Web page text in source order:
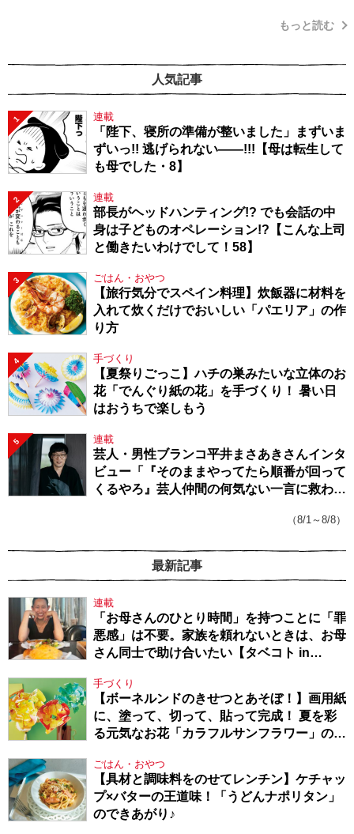
もっと読む
人気記事
1 連載
「陛下、寝所の準備が整いました」まずいま
ずいっ!! 逃げられない――!!!【母は転生して
も母でした・8】
2 連載
部長がヘッドハンティング!? でも会話の中
身は子どものオペレーション!?【こんな上司
と働きたいわけでして！58】
3 ごはん・おやつ
【旅行気分でスペイン料理】炊飯器に材料を
入れて炊くだけでおいしい「パエリア」の作
り方
4 手づくり
【夏祭りごっこ】ハチの巣みたいな立体のお
花「でんぐり紙の花」を手づくり！ 暑い日
はおうちで楽しもう
5 連載
芸人・男性ブランコ平井まさあきさんインタ
ビュー「『そのままやってたら順番が回って
くるやろ』芸人仲間の何気ない一言に救われ
（8/1～8/8）
最新記事
連載
「お母さんのひとり時間」を持つことに「罪
悪感」は不要。家族を頼れないときは、お母
さん同士で助け合いたい【タベコト in
手づくり
【ボーネルンドのきせつとあそぼ！】画用紙
に、塗って、切って、貼って完成！ 夏を彩
る元気なお花「カラフルサンフラワー」の作
ごはん・おやつ
【具材と調味料をのせてレンチン】ケチャッ
プ×バターの王道味！「うどんナポリタン」
のできあがり♪